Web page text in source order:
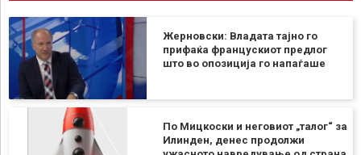
Жерновски: Владата тајно го
прифаќа францускиот предлог
што во опозиција го напаѓаше
По Мицкоски и неговиот „талог“ за
Илинден, денес продолжи